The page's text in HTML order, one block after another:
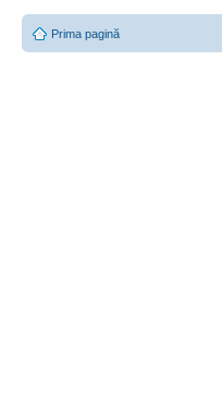
Prima pagină